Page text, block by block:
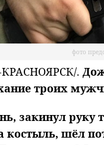
фото
.
троих
закинул
костыль, шёл